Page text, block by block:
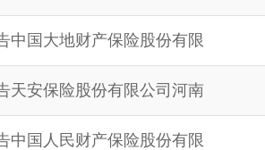
中国大地财产保险股份有限
天安保险股份有限公司河南
中国人民财产保险股份有限